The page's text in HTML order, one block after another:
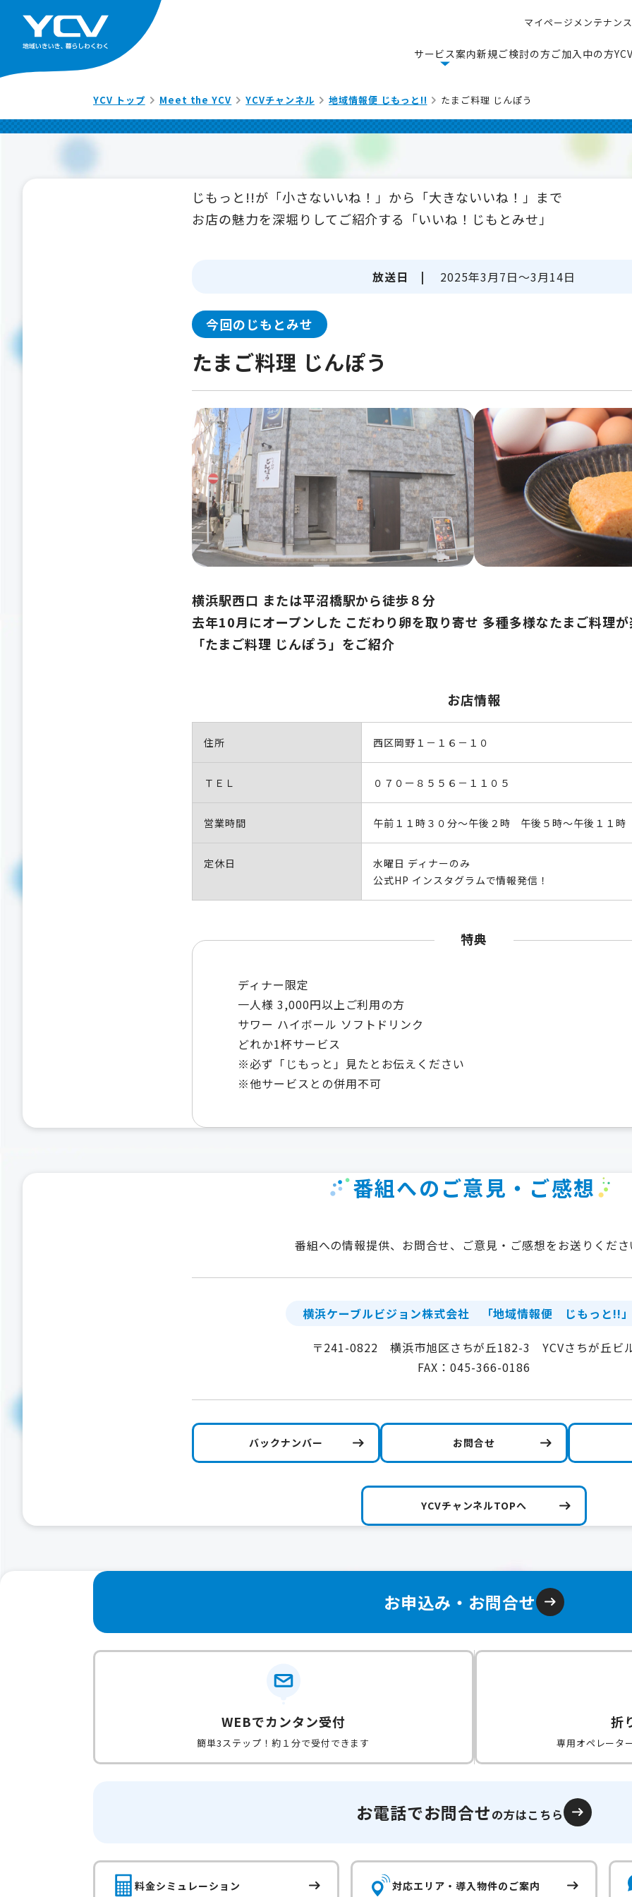
マイページ メ ンテナ ン ス
サービ ス案内
ビス
新規ご検討の方ご加入 中の方YC
YCV トップ Meet the YCV YCVチャンネル 地域情報便 じもっと!! たまご料理 じんぽう
じもっと!!が「小さないいね！」から「大きないいね！」まで
お店の魅力を深堀りしてご紹介する「いいね！じもとみせ」
放送日 | 2025年3月7日～3月14日
今回のじもとみせ
たまご料理 じんぽう
横浜駅西口 または平沼橋駅から徒歩８分
去年10月にオープンした こだわり卵を取り寄せ 多種多様なたまご料理
「たまご料理 じんぽう」をご紹介
お店情報
住所 西区岡野１－１６－１０
ＴＥＬ ０７０ー８５５６－１１０５
営業時間 午前１１時３０分～午後２時 午後５時～午後１１時
定休日
水曜日 ディナーのみ
公式HP インスタグラムで情報発信！
特典
ディナー限定
一人様 3,000円以上ご利用の方
サワー ハイボール ソフトドリンク
どれか1杯サービス
※必ず「じもっと」見たとお伝えください
※他サービスとの併用不可
番組へのご意見・ご感想
番組への情報提供、お問合せ、ご意見・ご感想をお送りくだ
横浜ケーブルビジョン株式会社
「地域情報便 じもっと!!
〒241-0822 横浜市旭区さちが丘182-3 YCVさちが丘ビ
FAX：045-366-0186
バックナンバー お問合せ
YCVチャンネルTOPへ
お申込み・お問合せ
WEBでカンタン受付
簡単3ステップ！約１分で受付できます
折
専用オペレータ
お電話でお問合せの方はこちら
料金シミュレーション 対応エリア・導入物件のご案内